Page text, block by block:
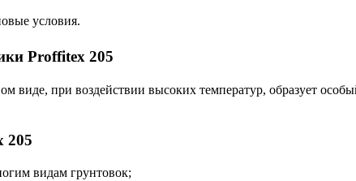
условия.
Proffitex 205
виде, при воздействии высоких температур, образует
205
видам грунтовок;